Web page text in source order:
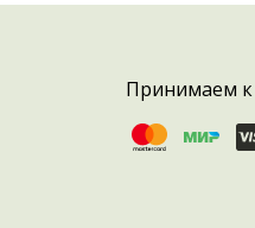
Принимаем к